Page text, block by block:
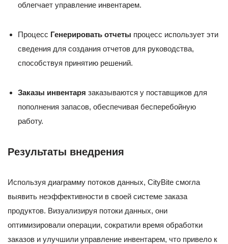
облегчает управление инвентарем.
Процесс Генерировать отчеты процесс использует эти
сведения для создания отчетов для руководства,
способствуя принятию решений.
Заказы инвентаря заказываются у поставщиков для
пополнения запасов, обеспечивая бесперебойную
работу.
Результаты внедрения
Используя диаграмму потоков данных, CityBite смогла
выявить неэффективности в своей системе заказа
продуктов. Визуализируя потоки данных, они
оптимизировали операции, сократили время обработки
заказов и улучшили управление инвентарем, что привело к